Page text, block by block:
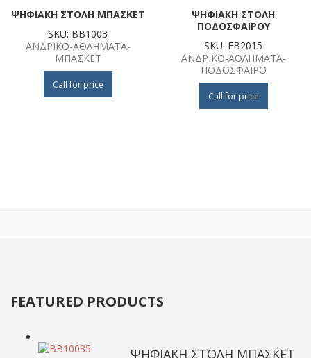
ΨΗΦΙΑΚΗ ΣΤΟΛΗ ΜΠΑΣΚΕΤ
SKU: BB1003
ΑΝΔΡΙΚΟ-ΑΘΛΗΜΑΤΑ-
ΜΠΑΣΚΕΤ
Call for price
ΨΗΦΙΑΚΗ ΣΤΟΛΗ
ΠΟΔΟΣΦΑΙΡΟΥ
SKU: FB2015
ΑΝΔΡΙΚΟ-ΑΘΛΗΜΑΤΑ-
ΠΟΔΟΣΦΑΙΡΟ
Call for price
FEATURED PRODUCTS
ΨΗΦΙΑΚΗ ΣΤΟΛΗ ΜΠΑΣΚΕΤ